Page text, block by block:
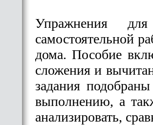
Упражнения
самостоятельной
дома. Пособие
сложения и
задания
выполнению, а
анализировать,